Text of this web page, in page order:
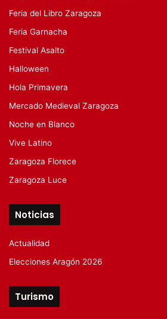
Feria del Libro Zaragoza
Feria Garnacha
Festival Asalto
Halloween
Hola Primavera
Mercado Medieval Zaragoza
Noche en Blanco
Vive Latino
Zaragoza Florece
Zaragoza Luce
Noticias
Actualidad
Elecciones Aragón 2026
Turismo